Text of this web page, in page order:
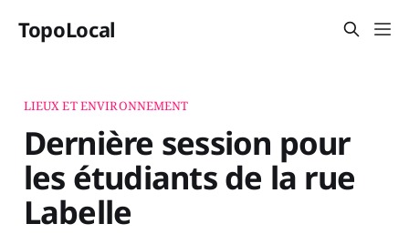
TopoLocal
LIEUX ET ENVIRONNEMENT
Dernière session pour
les étudiants de la rue
Labelle